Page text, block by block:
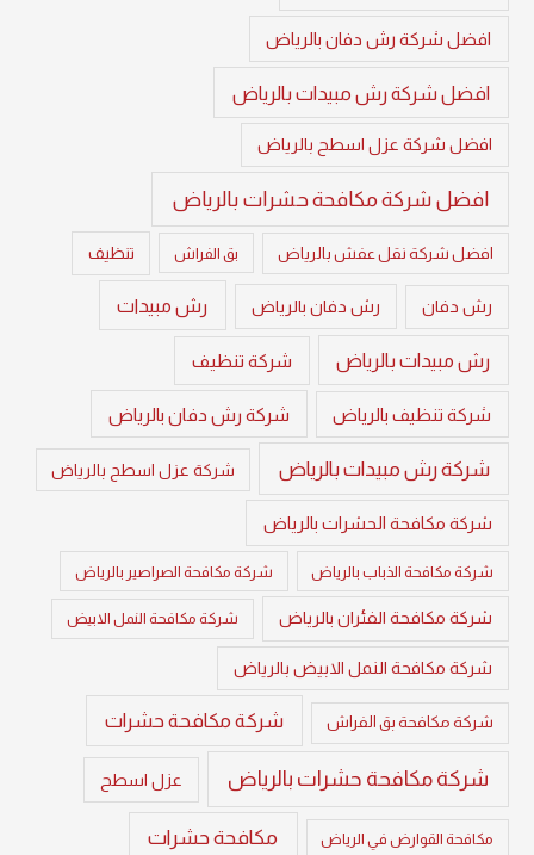
افضل شركة رش دفان بالرياض
افضل شركة رش مبيدات بالرياض
افضل شركة عزل اسطح بالرياض
افضل شركة مكافحة حشرات بالرياض
افضل شركة نقل عفش بالرياض بق الفراش تنظيف
رش دفان رش دفان بالرياض رش مبيدات
رش مبيدات بالرياض شركة تنظيف
شركة تنظيف بالرياض شركة رش دفان بالرياض
شركة رش مبيدات بالرياض شركة عزل اسطح بالرياض
شركة مكافحة الحشرات بالرياض
شركة مكافحة الذباب بالرياض شركة مكافحة الصراصير بالرياض
شركة مكافحة الفئران بالرياض شركة مكافحة النمل الابيض
شركة مكافحة النمل الابيض بالرياض
شركة مكافحة بق الفراش شركة مكافحة حشرات
شركة مكافحة حشرات بالرياض عزل اسطح
مكافحة القوارض في الرياض مكافحة حشرات